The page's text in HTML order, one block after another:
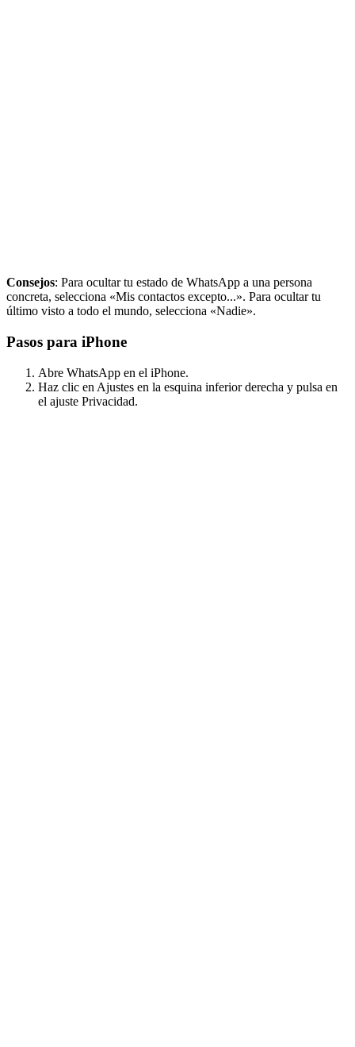
Consejos: Para ocultar tu estado de WhatsApp a una persona
concreta, selecciona «Mis contactos excepto...». Para ocultar tu
último visto a todo el mundo, selecciona «Nadie».
Pasos para iPhone
Abre WhatsApp en el iPhone.
Haz clic en Ajustes en la esquina inferior derecha y pulsa en
el ajuste Privacidad.